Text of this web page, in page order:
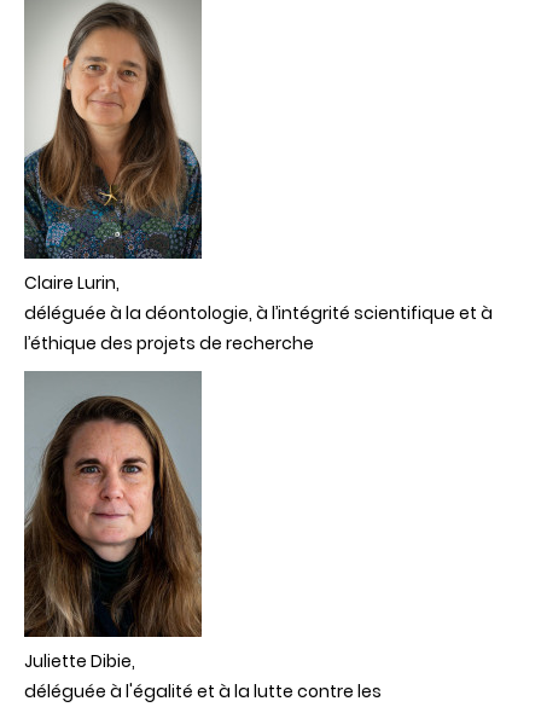
Claire Lurin,
déléguée à la déontologie, à l’intégrité scientifique et à
l’éthique des projets de recherche
Juliette Dibie,
déléguée à l'égalité et à la lutte contre les